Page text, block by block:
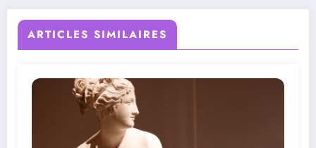
ARTICLES SIMILAIRES